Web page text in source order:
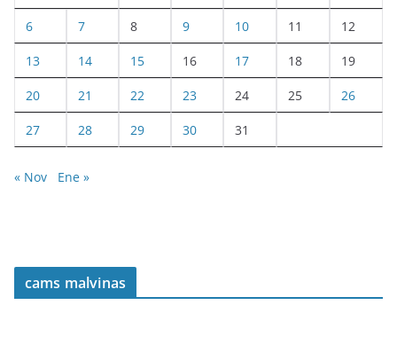
6 7 8 9 10 11 12
13 14 15 16 17 18 19
20 21 22 23 24 25 26
27 28 29 30 31
« Nov Ene »
cams malvinas